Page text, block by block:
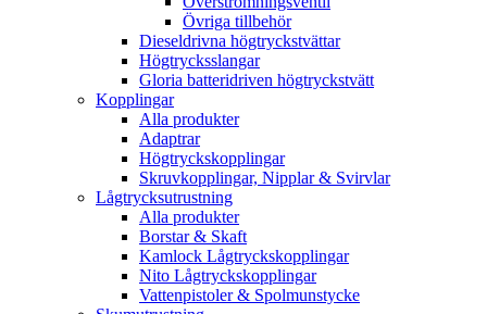
Övriga tillbehör
Dieseldrivna högtryckstvättar
Högtrycksslangar
Gloria batteridriven högtryckstvätt
Kopplingar
Alla produkter
Adaptrar
Högtryckskopplingar
Skruvkopplingar, Nipplar & Svirvlar
Lågtrycksutrustning
Alla produkter
Borstar & Skaft
Kamlock Lågtryckskopplingar
Nito Lågtryckskopplingar
Vattenpistoler & Spolmunstycke